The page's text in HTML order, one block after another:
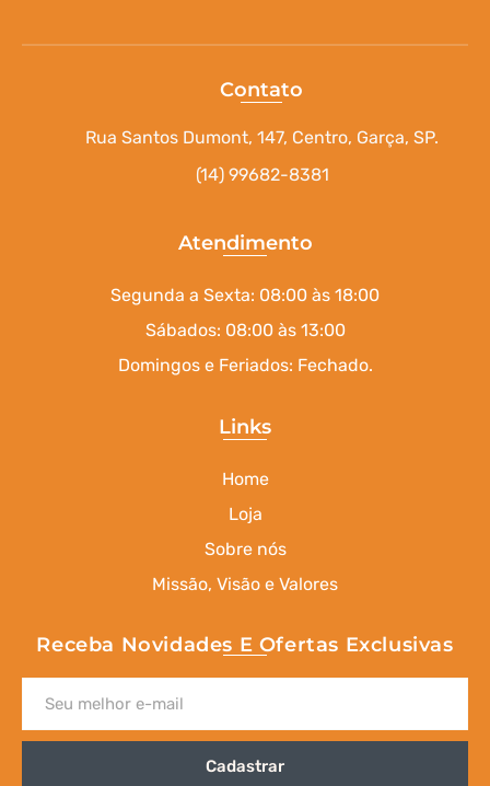
Contato
Rua Santos Dumont, 147, Centro, Garça, SP.
(14) 99682-8381
Atendimento
Segunda a Sexta: 08:00 às 18:00
Sábados: 08:00 às 13:00
Domingos e Feriados: Fechado.
Links
Home
Loja
Sobre nós
Missão, Visão e Valores
Receba Novidades E Ofertas Exclusivas
Cadastrar